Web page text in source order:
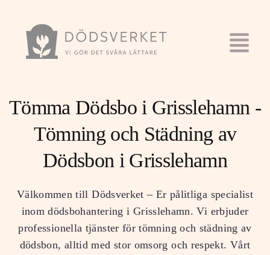
Tömma Dödsbo i Grisslehamn -
Tömning och Städning av
Dödsbon i Grisslehamn
Välkommen till Dödsverket – Er pålitliga specialist
inom dödsbohantering i Grisslehamn. Vi erbjuder
professionella tjänster för tömning och städning av
dödsbon, alltid med stor omsorg och respekt. Vårt